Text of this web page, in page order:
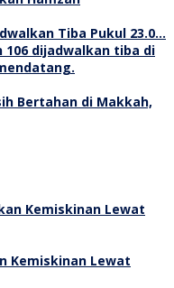
Tiba Pukul 23.0…
Bertahan di Makkah,
Kemiskinan Lewat